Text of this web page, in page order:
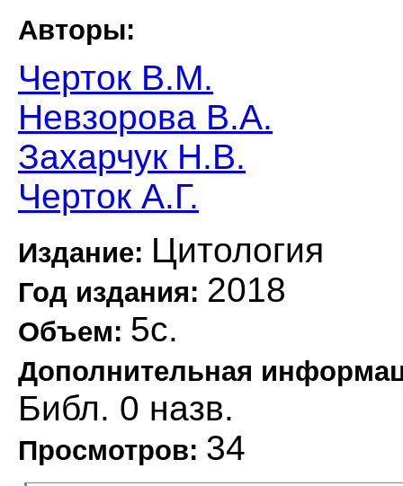
Авторы:
Черток В.М.
Невзорова В.А.
Захарчук Н.В.
Черток А.Г.
Издание: Цитология
Год издания: 2018
Объем: 5с.
Дополнительная
Библ. 0 назв.
Просмотров: 34